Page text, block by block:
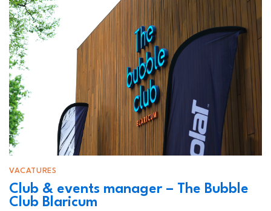
VACATURES
Club & events manager – The Bubble
Club Blaricum